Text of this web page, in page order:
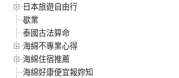
日本旅遊自由行
歇業
泰國古法算命
海綿不專業心得
海綿住宿推薦
海綿好康便宜報妳知